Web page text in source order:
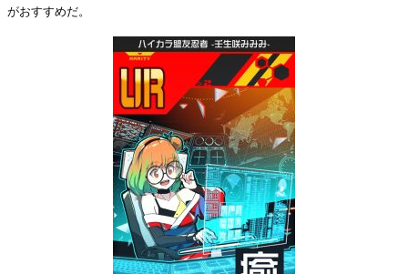
がおすすめだ。